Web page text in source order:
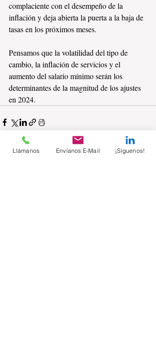
complaciente con el desempeño de la
inflación y deja abierta la puerta a la baja de
tasas en los próximos meses.
Pensamos que la volatilidad del tipo de
cambio, la inflación de servicios y el
aumento del salario mínimo serán los
determinantes de la magnitud de los ajustes
en 2024.
Llámanos Envíanos E-Mail ¡Síguenos!